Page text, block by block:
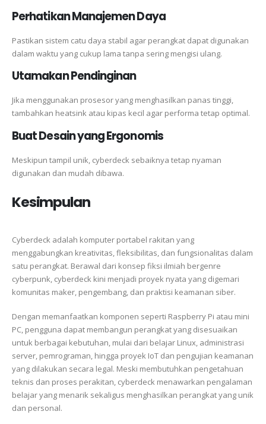
Perhatikan Manajemen Daya
Pastikan sistem catu daya stabil agar perangkat dapat digunakan
dalam waktu yang cukup lama tanpa sering mengisi ulang.
Utamakan Pendinginan
Jika menggunakan prosesor yang menghasilkan panas tinggi,
tambahkan heatsink atau kipas kecil agar performa tetap optimal.
Buat Desain yang Ergonomis
Meskipun tampil unik, cyberdeck sebaiknya tetap nyaman
digunakan dan mudah dibawa.
Kesimpulan
Cyberdeck adalah komputer portabel rakitan yang
menggabungkan kreativitas, fleksibilitas, dan fungsionalitas dalam
satu perangkat. Berawal dari konsep fiksi ilmiah bergenre
cyberpunk, cyberdeck kini menjadi proyek nyata yang digemari
komunitas maker, pengembang, dan praktisi keamanan siber.
Dengan memanfaatkan komponen seperti Raspberry Pi atau mini
PC, pengguna dapat membangun perangkat yang disesuaikan
untuk berbagai kebutuhan, mulai dari belajar Linux, administrasi
server, pemrograman, hingga proyek IoT dan pengujian keamanan
yang dilakukan secara legal. Meski membutuhkan pengetahuan
teknis dan proses perakitan, cyberdeck menawarkan pengalaman
belajar yang menarik sekaligus menghasilkan perangkat yang unik
dan personal.